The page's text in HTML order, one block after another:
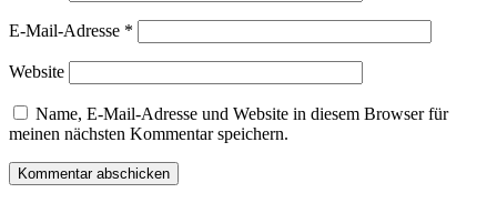
E-Mail-Adresse *
Website
Name, E-Mail-Adresse und Website in diesem Browser für
meinen nächsten Kommentar speichern.